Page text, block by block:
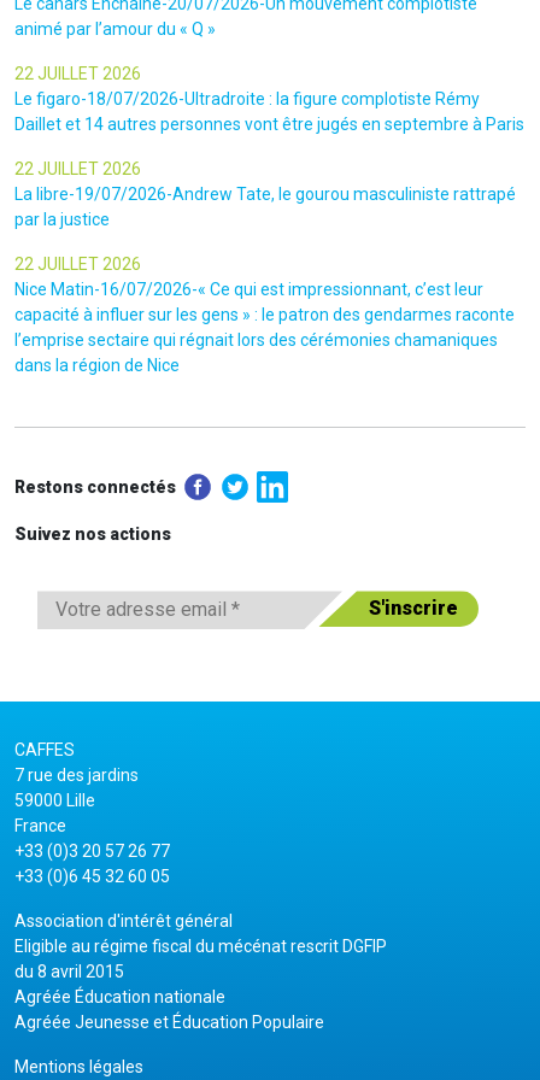
Le canars Enchaîné-20/07/2026-Un mouvement complotiste
animé par l’amour du « Q »
22 JUILLET 2026
Le figaro-18/07/2026-Ultradroite : la figure complotiste Rémy
Daillet et 14 autres personnes vont être jugés en septembre à Paris
22 JUILLET 2026
La libre-19/07/2026-Andrew Tate, le gourou masculiniste rattrapé
par la justice
22 JUILLET 2026
Nice Matin-16/07/2026-« Ce qui est impressionnant, c’est leur
capacité à influer sur les gens » : le patron des gendarmes raconte
l’emprise sectaire qui régnait lors des cérémonies chamaniques
dans la région de Nice
Restons connectés
Suivez nos actions
CAFFES
7 rue des jardins
59000 Lille
France
+33 (0)3 20 57 26 77
+33 (0)6 45 32 60 05
Association d'intérêt général
Eligible au régime fiscal du mécénat rescrit DGFIP
du 8 avril 2015
Agréée Éducation nationale
Agréée Jeunesse et Éducation Populaire
Mentions légales